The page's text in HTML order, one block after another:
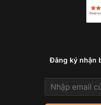
Đăng ký nhận
Email address